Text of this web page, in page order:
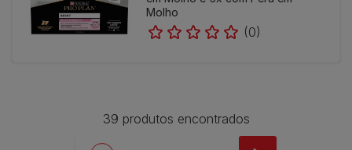
Molho
(0)
39 produtos encontrados